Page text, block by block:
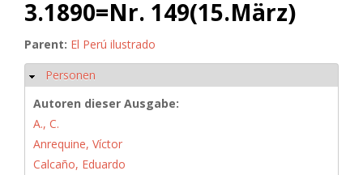
3.1890=Nr. 149(15.März)
Parent: El Perú ilustrado
Hide
Personen
Autoren dieser Ausgabe:
A., C.
Anrequine, Víctor
Calcaño, Eduardo